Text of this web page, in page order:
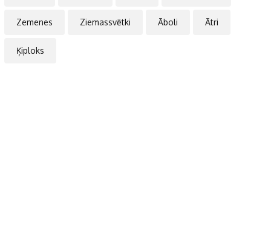
Zemenes Ziemassvētki Āboli Ātri
Ķiploks